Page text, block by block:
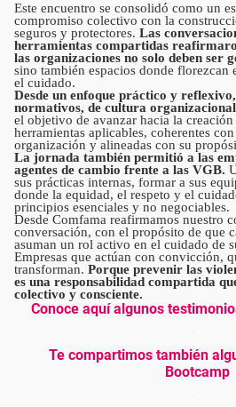
Este encuentro se consolidó como un
compromiso colectivo con la
seguros y protectores. Las
herramientas compartidas
las organizaciones no solo deben ser
sino también espacios donde florezcan
el cuidado.
Desde un enfoque práctico y
normativos, de cultura
el objetivo de avanzar hacia la
herramientas aplicables, coherentes
organización y alineadas con su
La jornada también permitió a las
agentes de cambio frente a las VGB.
sus prácticas internas, formar a sus
donde la equidad, el respeto y el
principios esenciales y no negociables.
Desde Comfama reafirmamos nuestro
conversación, con el propósito de que
asuman un rol activo en el cuidado de
Empresas que actúan con convicción,
transforman. Porque prevenir las
es una responsabilidad compartida
colectivo y consciente.
Conoce aquí algunos
Te compartimos también
Bootcamp